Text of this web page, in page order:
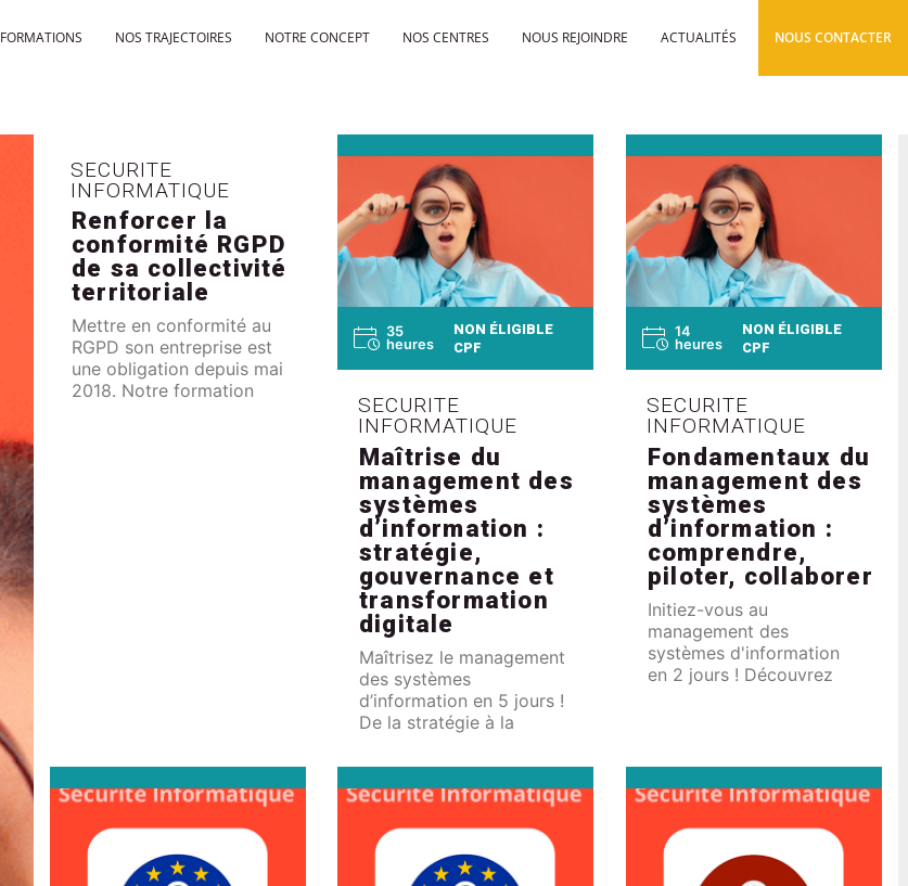
FORMATIONS NOS TRAJECTOIRES NOTRE CONCEPT NOS CENTRES NOUS REJOINDRE ACTUALITÉS NOUS CONTACTER
SECURITE
INFORMATIQUE
Renforcer la
conformité RGPD
de sa collectivité
territoriale
Mettre en conformité au
RGPD son entreprise est
une obligation depuis mai
2018. Notre formation
35
heures
NON ÉLIGIBLE
CPF
SECURITE
INFORMATIQUE
Maîtrise du
management des
systèmes
d’information :
stratégie,
gouvernance et
transformation
digitale
Maîtrisez le management
des systèmes
d’information en 5 jours !
De la stratégie à la
par la transformation
digitale, développez des
compétences clés pour
aligner votre SI sur les
objectifs de votre
entreprise.
14
heures
NON ÉLIGIBLE
CPF
SECURITE
INFORMATIQUE
Fondamentaux du
management des
systèmes
d’information :
comprendre,
piloter, collaborer
Initiez-vous au
management des
systèmes d'information
en 2 jours ! Découvrez
formation courte et
stratégique adaptée à
tous les professionnels.